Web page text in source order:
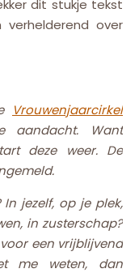
dit stukje tekst
over
Vrouwenjaarcirkel
aandacht. Want
deze weer. De
jezelf, op je plek,
in zusterschap?
een vrijblijvend
me weten, dan